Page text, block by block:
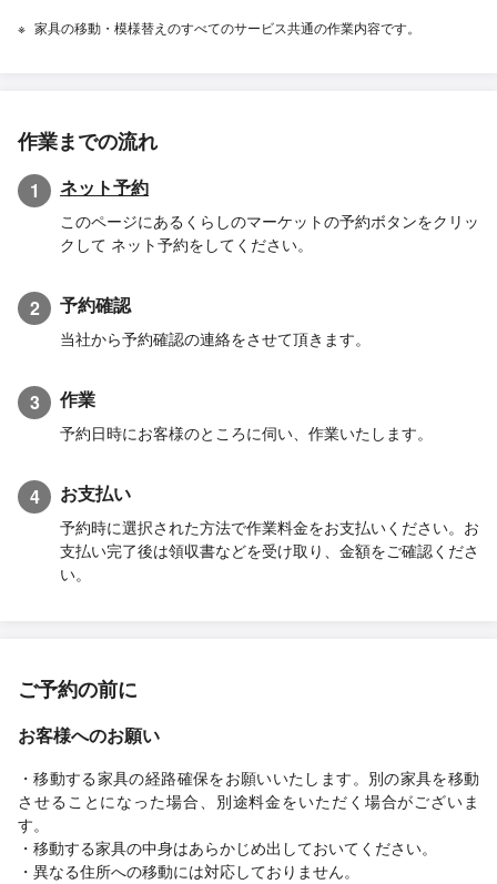
家具の移動・模様替えのすべてのサービス共通の作業内容です。
作業までの流れ
1 ネット予約
このページにあるくらしのマーケットの予約ボタンをクリッ
クして ネット予約をしてください。
2 予約確認
当社から予約確認の連絡をさせて頂きます。
3 作業
予約日時にお客様のところに伺い、作業いたします。
4 お支払い
予約時に選択された方法で作業料金をお支払いください。お
支払い完了後は領収書などを受け取り、金額をご確認くださ
い。
ご予約の前に
お客様へのお願い
・移動する家具の経路確保をお願いいたします。別の家具を移動
させることになった場合、別途料金をいただく場合がございま
す。
・移動する家具の中身はあらかじめ出しておいてください。
・異なる住所への移動には対応しておりません。